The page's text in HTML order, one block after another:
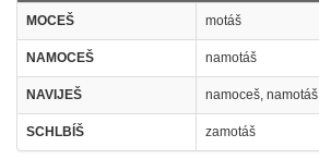
MOCEŠ motáš
NAMOCEŠ namotáš
NAVIJEŠ namoceš, namotáš
SCHLBÍŠ zamotáš